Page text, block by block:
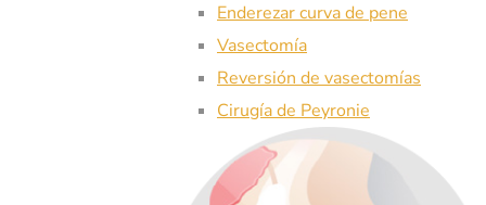
Enderezar curva de pene
Vasectomía
Reversión de vasectomías
Cirugía de Peyronie